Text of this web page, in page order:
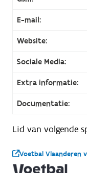
E-mail:
Website:
Sociale Media:
Extra informatie:
Documentatie:
Lid van volgende
Voetbal Vlaanderen